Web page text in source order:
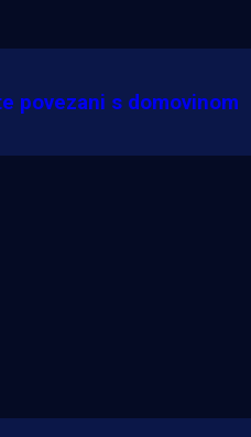
povezani s domovinom